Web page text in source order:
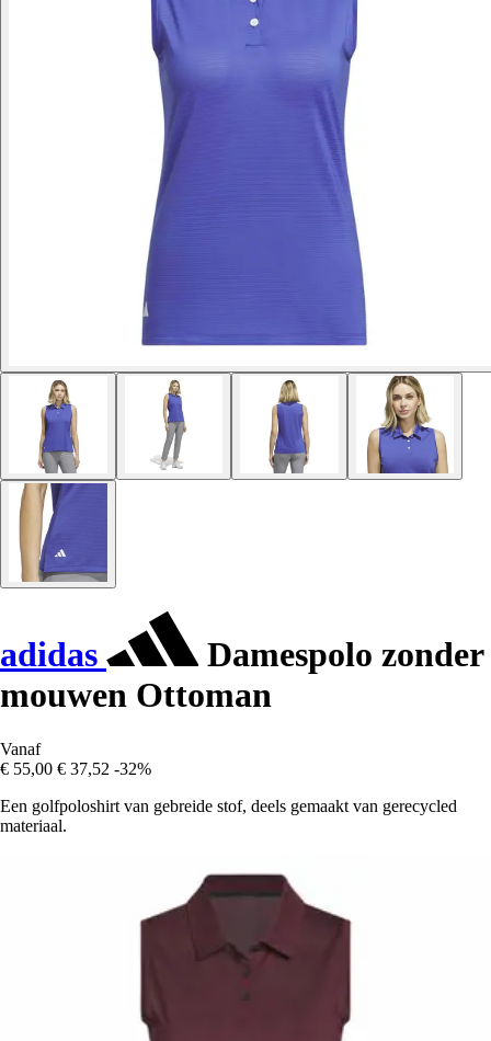
adidas
Damespolo zonder
mouwen Ottoman
Vanaf
€ 55,00 € 37,52 -32%
Een golfpoloshirt van gebreide stof, deels gemaakt van gerecycled
materiaal.